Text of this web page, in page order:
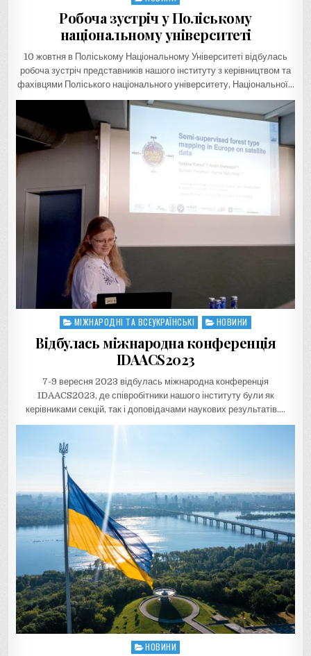
Робоча зустріч у Поліському
національному університеті
10 жовтня в Поліському Національному Університеті відбулась
робоча зустріч представників нашого інституту з керівництвом та
фахівцями Поліського національного університету, Національної…
Posted
in
МІЖНАРОДНІ ТА ВСЕУКРАЇНСЬКІ НОВИНИ
Відбулась міжнародна конференція
IDAACS2023
7-9 вересня 2023 відбулась міжнародна конференція
IDAACS2023, де співробітники нашого інституту були як
керівниками секцій, так і доповідачами наукових результатів….
Posted
НОВИНИ